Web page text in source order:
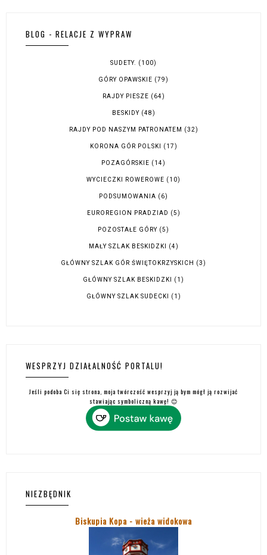
BLOG - RELACJE Z WYPRAW
SUDETY. (100)
GÓRY OPAWSKIE (79)
RAJDY PIESZE (64)
BESKIDY (48)
RAJDY POD NASZYM PATRONATEM (32)
KORONA GÓR POLSKI (17)
POZAGÓRSKIE (14)
WYCIECZKI ROWEROWE (10)
PODSUMOWANIA (6)
EUROREGION PRADZIAD (5)
POZOSTAŁE GÓRY (5)
MAŁY SZLAK BESKIDZKI (4)
GŁÓWNY SZLAK GÓR ŚWIĘTOKRZYSKICH (3)
GŁÓWNY SZLAK BESKIDZKI (1)
GŁÓWNY SZLAK SUDECKI (1)
WESPRZYJ DZIAŁALNOŚĆ PORTALU!
Jeśli podoba Ci się strona, moja twórczość wesprzyj ją bym mógł ją rozwijać
stawiając symboliczną kawę! 😊
NIEZBĘDNIK
Biskupia Kopa - wieża widokowa